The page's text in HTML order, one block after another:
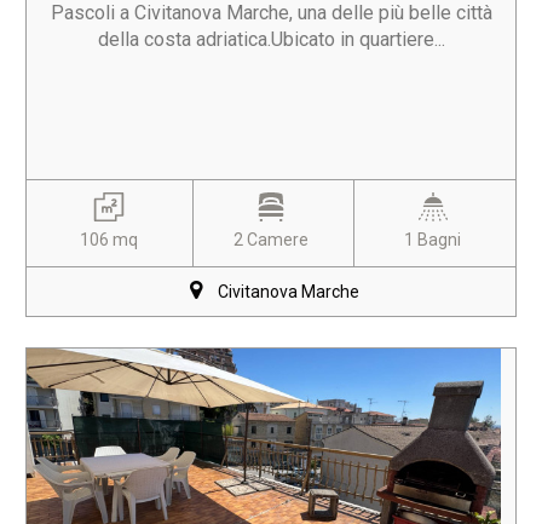
Pascoli a Civitanova Marche, una delle più belle città
della costa adriatica.Ubicato in quartiere...
106 mq 2 Camere 1 Bagni
Civitanova Marche